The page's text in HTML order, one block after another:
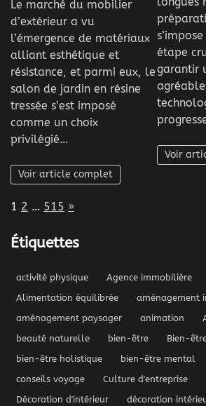
Le marché du mobilier
d’extérieur a vu
l’émergence de matériaux
alliant esthétique et
résistance, et parmi eux, le
salon de jardin en résine
tressée s’est imposé
comme un choix
privilégié…
Voir article complet
étape
garantir
Voir
Page:
1 2 … 515 Next
»
Étiquettes
activité physique
Agence immobilière
Alimentation équilibrée
aménagement
aménagement paysager
animation
beauté naturelle
bien-être
Bien-
bien-être holistique
bien-être mental
conseils voyage
Culture d'entreprise
Décoration d'intérieur
décoration